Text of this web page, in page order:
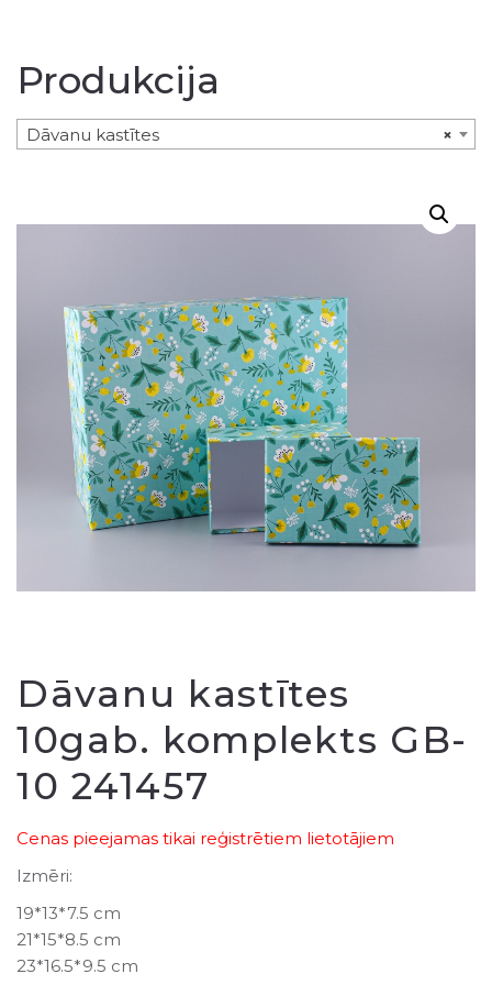
Produkcija
×
Dāvanu kastītes
Dāvanu kastītes
10gab. komplekts GB-
10 241457
Cenas pieejamas tikai reģistrētiem lietotājiem
Izmēri:
19*13*7.5 cm
21*15*8.5 cm
23*16.5*9.5 cm